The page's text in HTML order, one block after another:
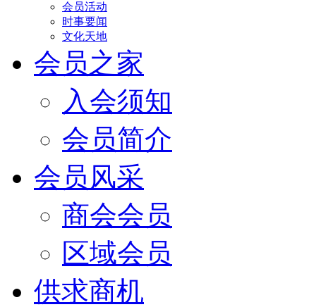
会员活动
时事要闻
文化天地
会员之家
入会须知
会员简介
会员风采
商会会员
区域会员
供求商机